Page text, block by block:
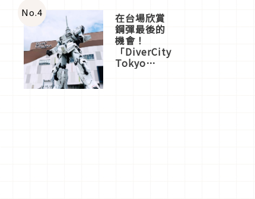
No.4 在台場欣賞
鋼彈最後的
機會！
「DiverCity
Tokyo